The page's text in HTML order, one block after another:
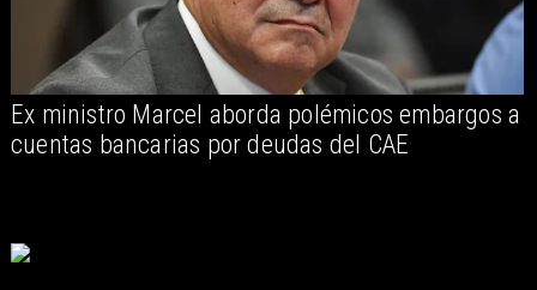
Ex ministro Marcel aborda polémicos embargos a
cuentas bancarias por deudas del CAE